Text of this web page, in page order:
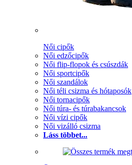
Női cipők
Női edzőcipők
Női flip-flopok és csúszdák
Női sportcipők
Női szandálok
Női téli csizma és hótaposók
Női tornacipők
Női túra- és túrabakancsok
Női vízi cipők
Női vizálló csizma
Láss többet...